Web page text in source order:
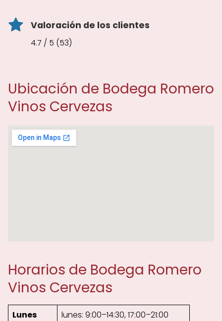
Valoración de los clientes
4.7 / 5 (53)
Ubicación de Bodega Romero
Vinos Cervezas
Horarios de Bodega Romero
Vinos Cervezas
Lunes
lunes: 9:00–14:30, 17:00–21:00